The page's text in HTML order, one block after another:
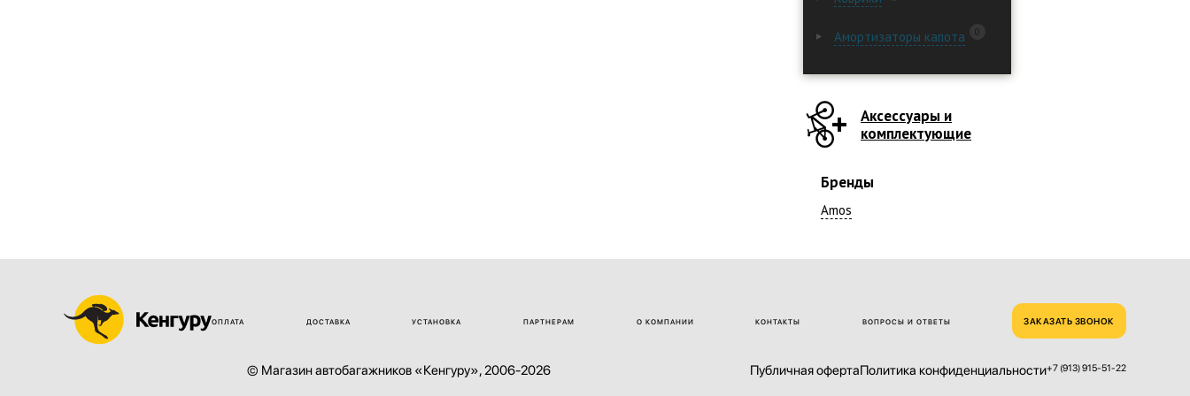
Амортизаторы капота 0
Аксессуары и
комплектующие
Бренды
Amos
ОПЛАТА ДОСТАВКА УСТАНОВКА ПАРТНЕРАМ О КОМПАНИИ КОНТАКТЫ ВОПРОСЫ И ОТВЕТЫ ЗАКАЗАТЬ ЗВОНОК
© Магазин автобагажников «Кенгуру», 2006-2026 Публичная офертаПолитика конфиденциальности+7 (913) 915-51-22